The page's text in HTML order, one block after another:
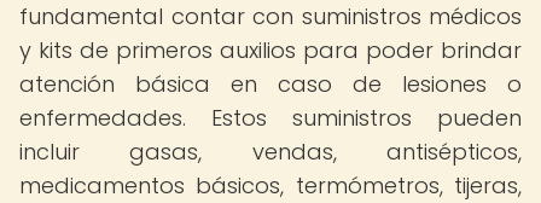
fundamental contar con suministros médicos
y kits de primeros auxilios para poder brindar
atención básica en caso de lesiones o
enfermedades. Estos suministros pueden
incluir gasas, vendas, antisépticos,
medicamentos básicos, termómetros, tijeras,